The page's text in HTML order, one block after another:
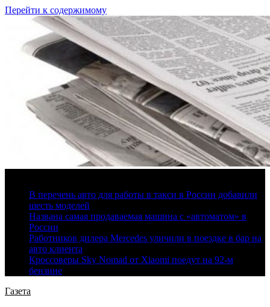
Перейти к содержимому
В перечень авто для работы в такси в России добавили
шесть моделей
Названа самая продаваемая машина с «автоматом» в
России
Работников дилера Mercedes уличили в поездке в бар на
авто клиента
Кроссоверы Sky Nomad от Xiaomi поедут на 92-м
бензине
Газета